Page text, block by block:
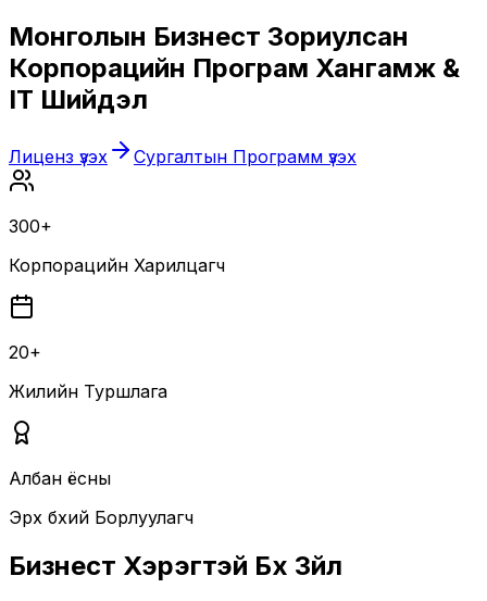
Монголын Бизнест Зориулсан
Корпорацийн Програм Хангамж &
IT Шийдэл
Лиценз үзэх Сургалтын Программ үзэх
300+
Корпорацийн Харилцагч
20+
Жилийн Туршлага
Албан ёсны
Эрх бүхий Борлуулагч
Бизнест Хэрэгтэй Бүх Зүйл